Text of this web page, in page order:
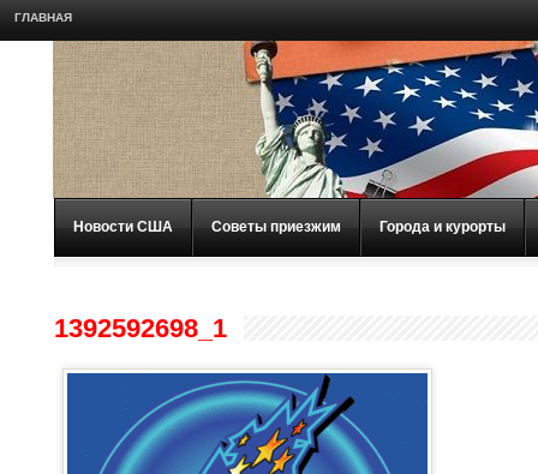
ГЛАВНАЯ
Новости США Советы приезжим Города и курорты
1392592698_1